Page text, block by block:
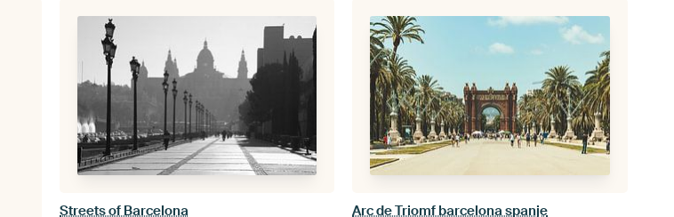
Streets of Barcelona
Arc de Triomf barcelona spanje